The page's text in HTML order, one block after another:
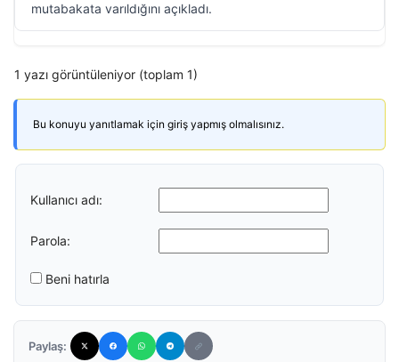
mutabakata varıldığını açıkladı.
1 yazı görüntüleniyor (toplam 1)
Bu konuyu yanıtlamak için giriş yapmış olmalısınız.
Kullanıcı adı:
Parola:
Beni hatırla
Paylaş: